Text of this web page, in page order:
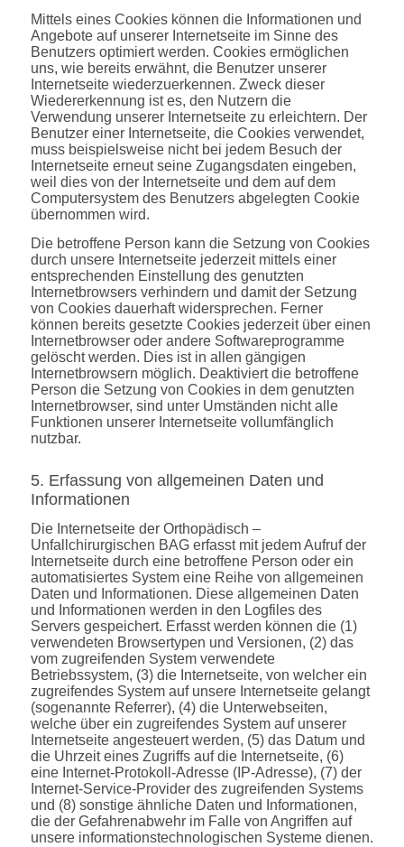
Mittels eines Cookies können die Informationen und
Angebote auf unserer Internetseite im Sinne des
Benutzers optimiert werden. Cookies ermöglichen
uns, wie bereits erwähnt, die Benutzer unserer
Internetseite wiederzuerkennen. Zweck dieser
Wiedererkennung ist es, den Nutzern die
Verwendung unserer Internetseite zu erleichtern. Der
Benutzer einer Internetseite, die Cookies verwendet,
muss beispielsweise nicht bei jedem Besuch der
Internetseite erneut seine Zugangsdaten eingeben,
weil dies von der Internetseite und dem auf dem
Computersystem des Benutzers abgelegten Cookie
übernommen wird.
Die betroffene Person kann die Setzung von Cookies
durch unsere Internetseite jederzeit mittels einer
entsprechenden Einstellung des genutzten
Internetbrowsers verhindern und damit der Setzung
von Cookies dauerhaft widersprechen. Ferner
können bereits gesetzte Cookies jederzeit über einen
Internetbrowser oder andere Softwareprogramme
gelöscht werden. Dies ist in allen gängigen
Internetbrowsern möglich. Deaktiviert die betroffene
Person die Setzung von Cookies in dem genutzten
Internetbrowser, sind unter Umständen nicht alle
Funktionen unserer Internetseite vollumfänglich
nutzbar.
5. Erfassung von allgemeinen Daten und
Informationen
Die Internetseite der Orthopädisch –
Unfallchirurgischen BAG erfasst mit jedem Aufruf der
Internetseite durch eine betroffene Person oder ein
automatisiertes System eine Reihe von allgemeinen
Daten und Informationen. Diese allgemeinen Daten
und Informationen werden in den Logfiles des
Servers gespeichert. Erfasst werden können die (1)
verwendeten Browsertypen und Versionen, (2) das
vom zugreifenden System verwendete
Betriebssystem, (3) die Internetseite, von welcher ein
zugreifendes System auf unsere Internetseite gelangt
(sogenannte Referrer), (4) die Unterwebseiten,
welche über ein zugreifendes System auf unserer
Internetseite angesteuert werden, (5) das Datum und
die Uhrzeit eines Zugriffs auf die Internetseite, (6)
eine Internet-Protokoll-Adresse (IP-Adresse), (7) der
Internet-Service-Provider des zugreifenden Systems
und (8) sonstige ähnliche Daten und Informationen,
die der Gefahrenabwehr im Falle von Angriffen auf
unsere informationstechnologischen Systeme dienen.